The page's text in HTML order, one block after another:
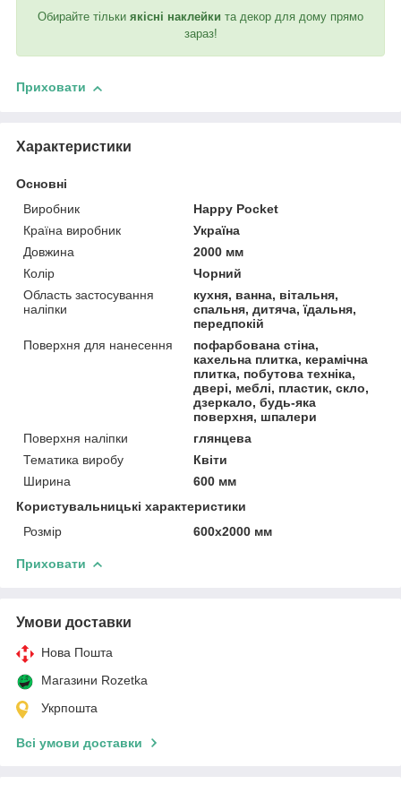
Обирайте тільки якісні наклейки та декор для дому прямо
зараз!
Приховати
Характеристики
Основні
Виробник
Happy Pocket
Країна виробник
Україна
Довжина
2000 мм
Колір
Чорний
Область застосування
наліпки
кухня, ванна, вітальня,
спальня, дитяча, їдальня,
передпокій
Поверхня для нанесення
пофарбована стіна,
кахельна плитка, керамічна
плитка, побутова техніка,
двері, меблі, пластик, скло,
дзеркало, будь-яка
поверхня, шпалери
Поверхня наліпки
глянцева
Тематика виробу
Квіти
Ширина
600 мм
Користувальницькі характеристики
Розмір
600х2000 мм
Приховати
Умови доставки
Нова Пошта
Магазини Rozetka
Укрпошта
Всі умови доставки